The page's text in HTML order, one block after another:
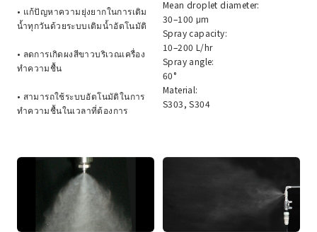
• แก้ปัญหาความยุ่งยากในการเติม
น้ำทุกวันด้วยระบบเติมน้ำอัตโนมัติ
• ลดการเกิดผงสีขาวบริเวณเครื่อง
ทำความชื้น
• สามารถใช้ระบบอัตโนมัติในการ
ทำความชื้นในเวลาที่ต้องการ
Mean droplet diameter:
30–100 μm
Spray capacity:
10–200 L/hr
Spray angle:
60°
Material:
S303, S304